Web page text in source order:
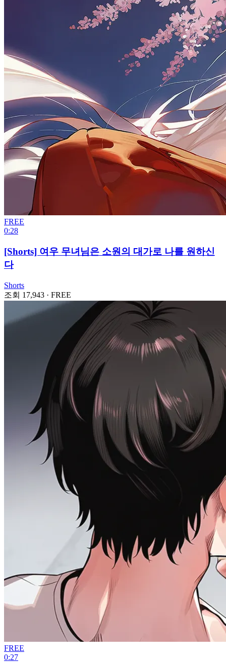
FREE
0:28
[Shorts] 여우 무녀님은 소원의 대가로 나를 원하신
다
Shorts
조회 17,943 · FREE
FREE
0:27